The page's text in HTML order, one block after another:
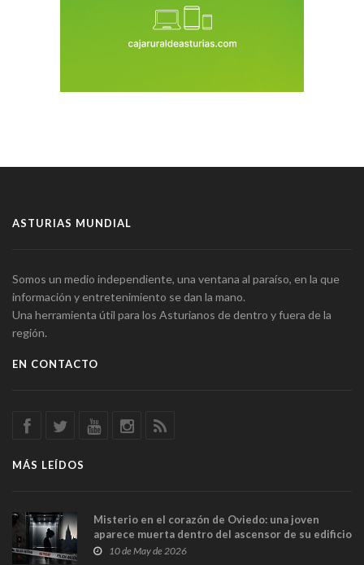
ASTURIAS MUNDIAL
Somos un medio independiente, una ventana al paraíso, en la que
información y entretenimiento se dan la mano.
Una herramienta útil para los Asturianos de dentro y fuera de la
región.
EN CONTACTO
MÁS LEÍDOS
Misterio en el corazón de Oviedo: una joven
aparece muerta dentro del ascensor de su edificio
y las cámaras captan sus últimos minutos
10 de May de 2026